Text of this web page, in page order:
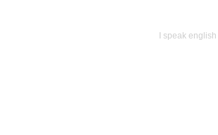
I speak english